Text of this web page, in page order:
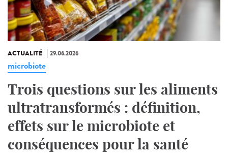
ACTUALITÉ 29.06.2026
microbiote
Trois questions sur les aliments
ultratransformés : définition,
effets sur le microbiote et
conséquences pour la santé